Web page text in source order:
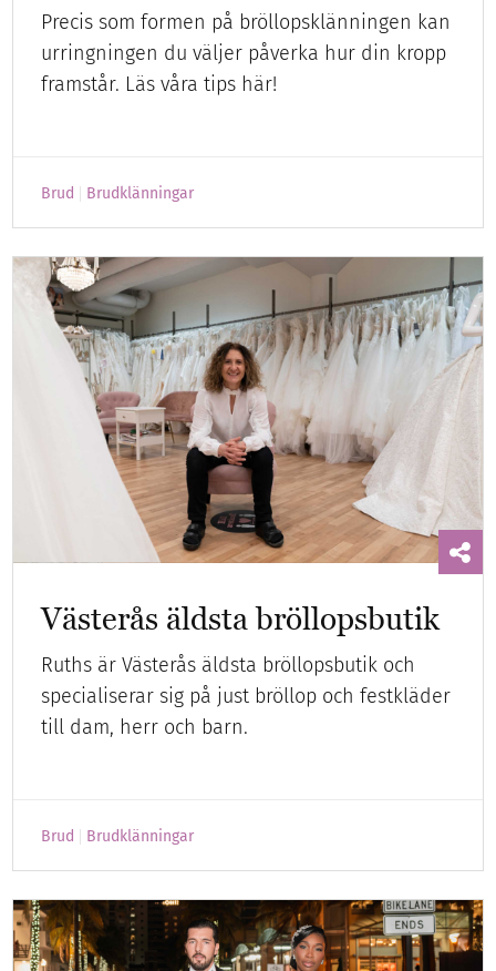
Precis som formen på bröllopsklänningen kan
urringningen du väljer påverka hur din kropp
framstår. Läs våra tips här!
Brud Brudklänningar
Västerås äldsta bröllopsbutik
Ruths är Västerås äldsta bröllopsbutik och
specialiserar sig på just bröllop och festkläder
till dam, herr och barn.
Brud Brudklänningar